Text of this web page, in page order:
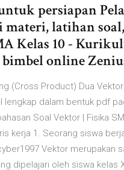
persiapan
materi, latihan
Kelas 10 -
online
(Cross Product) Dua
lengkap dalam bentuk pdf
Soal Vektor | Fisika
kerja 1. Seorang siswa
Vektor
dipelajari oleh siswa kelas